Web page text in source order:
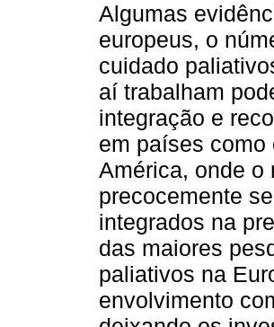
Algumas
europeus, o
cuidado
aí trabalham
integração e
em países como
América, onde o
precocemente
integrados na
das maiores
paliativos na
envolvimento